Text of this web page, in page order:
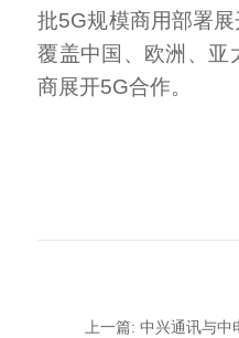
批5G规模商用部署
覆盖中国、欧洲、亚
商展开5G合作。
上一篇: 中兴通讯与中